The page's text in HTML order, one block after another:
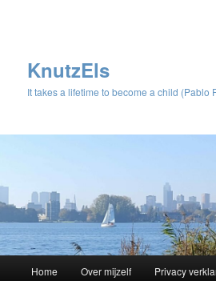
KnutzEls
It takes a lifetime to become a child (Pablo
Skip
Home Over mijzelf Privacy